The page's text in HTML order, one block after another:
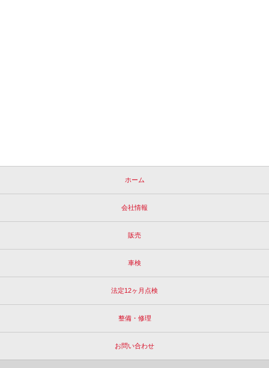
ホーム
会社情報
販売
車検
法定12ヶ月点検
整備・修理
お問い合わせ